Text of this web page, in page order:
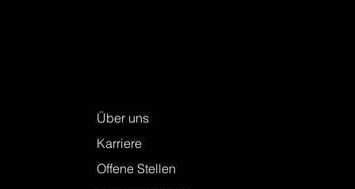
Über uns
Karriere
Offene Stellen